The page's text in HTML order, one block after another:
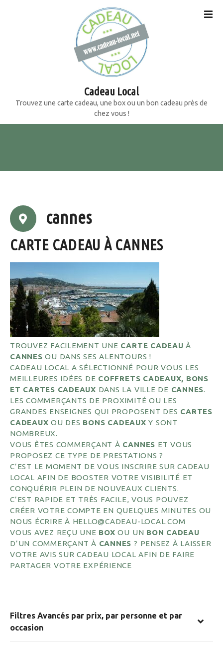
e
Cadeau Local
Trouvez une carte cadeau, une box ou un bon cadeau près de
chez vous !
cannes
CARTE CADEAU À CANNES
TROUVEZ FACILEMENT UNE CARTE CADEAUÀ
CANNESOU DANS SES ALENTOURS !
CADEAU LOCAL A SÉLECTIONNÉ POUR VOUS LES
MEILLEURES IDÉES DE COFFRETS CADEAUX, BONS
ET CARTES CADEAUX DANS LA VILLE DE CANNES.
LES COMMERÇANTS DE PROXIMITÉ OU LES
GRANDES ENSEIGNES QUI PROPOSENT DES CARTES
CADEAUX OU DES BONS CADEAUXY SONT
NOMBREUX.
VOUS ÊTES COMMERÇANT À CANNES ET VOUS
PROPOSEZ CE TYPE DE PRESTATIONS ?
C’EST LE MOMENT DE VOUS INSCRIRE SUR CADEAU
LOCAL AFIN DE BOOSTER VOTRE VISIBILITÉ ET
CONQUÉRIR PLEIN DE NOUVEAUX CLIENTS.
C’EST RAPIDE ET TRÈS FACILE, VOUS POUVEZ
CRÉER VOTRE COMPTE EN QUELQUES MINUTES OU
NOUS ÉCRIRE À HELLO@CADEAU-LOCAL.COM
VOUS AVEZ REÇU UNE BOX OU UN BON CADEAU
D’UN COMMERÇANT À CANNES ? PENSEZ À LAISSER
VOTRE AVIS SUR CADEAU LOCAL AFIN DE FAIRE
PARTAGER VOTRE EXPÉRIENCE
Filtres Avancés par prix, par personne et par
occasion